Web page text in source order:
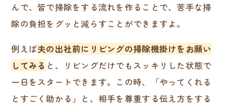
んで、皆で掃除をする流れを作ることで、苦手な掃
除の負担をグッと減らすことができますよ。
例えば夫の出社前にリビングの掃除機掛けをお願い
してみる と、リビングだけでもスッキリした状態で
一日をスタートできます。この時、「やってくれる
とすごく助かる」と、相手を尊重する伝え方をする